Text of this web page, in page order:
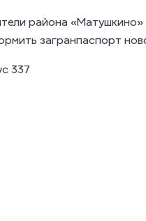
района
загранпаспорт
337